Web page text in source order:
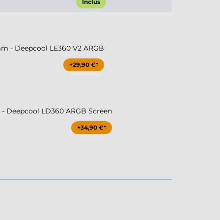
Inclus
- Deepcool LE360 V2 ARGB
+29,90 €*
Deepcool LD360 ARGB Screen
+34,90 €*